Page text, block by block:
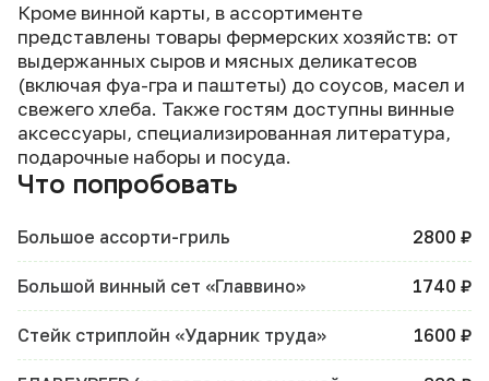
Кроме винной карты, в ассортименте
представлены товары фермерских хозяйств: от
выдержанных сыров и мясных деликатесов
(включая фуа-гра и паштеты) до соусов, масел и
свежего хлеба. Также гостям доступны винные
аксессуары, специализированная литература,
подарочные наборы и посуда.
Что попробовать
Большое ассорти-гриль 2800 ₽
Большой винный сет «Главвино» 1740 ₽
Стейк стриплойн «Ударник труда» 1600 ₽